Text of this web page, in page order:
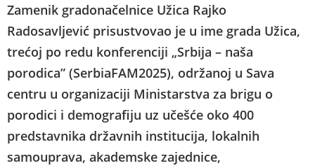
Zamenik gradonačelnice Užica Rajko
Radosavljević prisustvovao je u ime grada Užica,
trećoj po redu konferenciji „Srbija – naša
porodica” (SerbiaFAM2025), održanoj u Sava
centru u organizaciji Ministarstva za brigu o
porodici i demografiju uz učešće oko 400
predstavnika državnih institucija, lokalnih
samouprava, akademske zajednice,